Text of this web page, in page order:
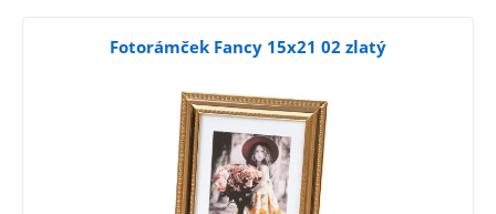
Fotorámček Fancy 15x21 02 zlatý